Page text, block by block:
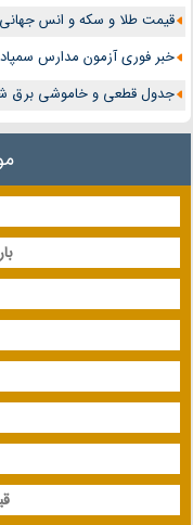
قیمت طلا و سکه و انس جهانی امروز
خبر فوری آزمون مدارس سمپاد و
جدول قطعی و خاموشی برق